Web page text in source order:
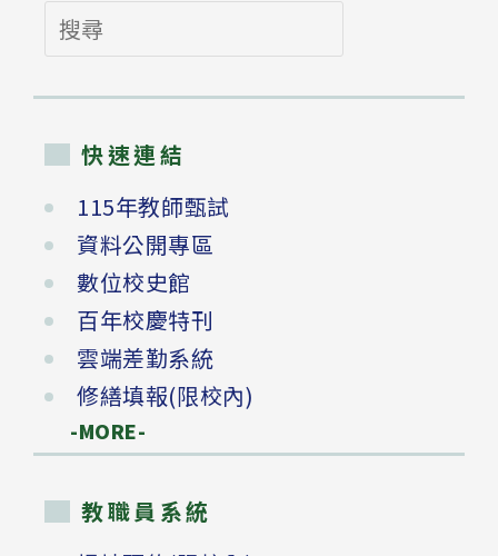
搜
尋
快速連結
115年教師甄試
資料公開專區
數位校史館
百年校慶特刊
雲端差勤系統
修繕填報(限校內)
-MORE-
教職員系統